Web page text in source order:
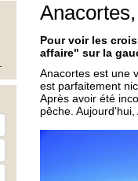
Pour voir les
affaire" sur la
Anacortes est une
est parfaitement
Après avoir été
pêche.